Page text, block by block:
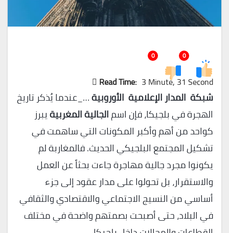
0
0
Read Time: 3 Minute, 31 Second
شبكة المدار الإعلامية الأوروبية…_عندما يُذكر تاريخ
الهجرة في بلجيكا، فإن اسمالجالية المغربيةيبرز
كواحد من أهم وأكبر المكونات التي ساهمت في
تشكيل المجتمع البلجيكي الحديث. فالمغاربة لم
يكونوا مجرد جالية مهاجرة جاءت بحثاً عن العمل
والاستقرار، بل تحولوا على مدار عقود إلى جزء
أساسي من النسيج الاجتماعي والاقتصادي والثقافي
في البلاد، حتى أصبحت بصمتهم واضحة في مختلف